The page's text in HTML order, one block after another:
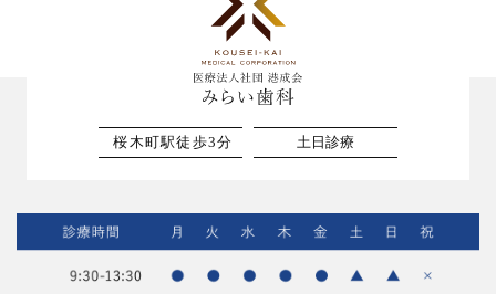
桜木町駅徒歩3分 土日診療